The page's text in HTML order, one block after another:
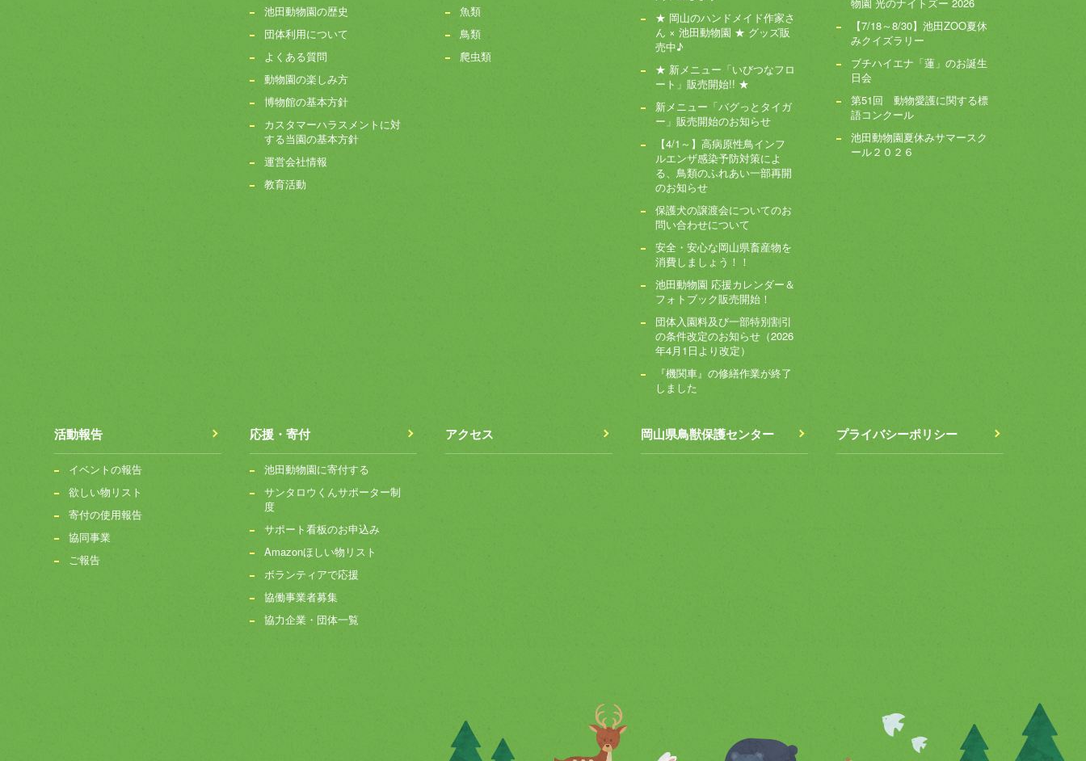
池田動物園の歴史
団体利用について
よくある質問
動物園の楽しみ方
博物館の基本方針
カスタマーハラスメントに対
する当園の基本方針
運営会社情報
教育活動
魚類
鳥類
爬虫類
★ 岡山のハンドメイド作家さ
ん × 池田動物園 ★ グッズ販
売中♪
★ 新メニュー「いびつなフロ
ート」販売開始!! ★
新メニュー「バグっとタイガ
ー」販売開始のお知らせ
【4/1～】高病原性鳥インフ
ルエンザ感染予防対策によ
る、鳥類のふれあい一部再開
のお知らせ
保護犬の譲渡会についてのお
問い合わせについて
安全・安心な岡山県畜産物を
消費しましょう！！
池田動物園 応援カレンダー＆
フォトブック販売開始！
団体入園料及び一部特別割引
の条件改定のお知らせ（2026
年4月1日より改定）
『機関車』の修繕作業が終了
しました
【7/18～8/30】池田ZOO夏休
みクイズラリー
ブチハイエナ「蓮」のお誕生
日会
第51回 動物愛護に関する標
語コンクール
池田動物園夏休みサマースク
ール２０２６
活動報告
イベントの報告
欲しい物リスト
寄付の使用報告
協同事業
ご報告
応援・寄付
池田動物園に寄付する
サンタロウくんサポーター制
度
サポート看板のお申込み
Amazonほしい物リスト
ボランティアで応援
協働事業者募集
協力企業・団体一覧
アクセス 岡山県鳥獣保護センター プライバシーポリシー